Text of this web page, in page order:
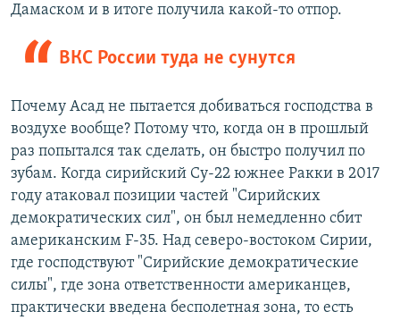
Дамаском и в итоге получила какой-то отпор.
ВКС России туда не сунутся
Почему Асад не пытается добиваться господства в
воздухе вообще? Потому что, когда он в прошлый
раз попытался так сделать, он быстро получил по
зубам. Когда сирийский Су-22 южнее Ракки в 2017
году атаковал позиции частей "Сирийских
демократических сил", он был немедленно сбит
американским F-35. Над северо-востоком Сирии,
где господствуют "Сирийские демократические
силы", где зона ответственности американцев,
практически введена бесполетная зона, то есть